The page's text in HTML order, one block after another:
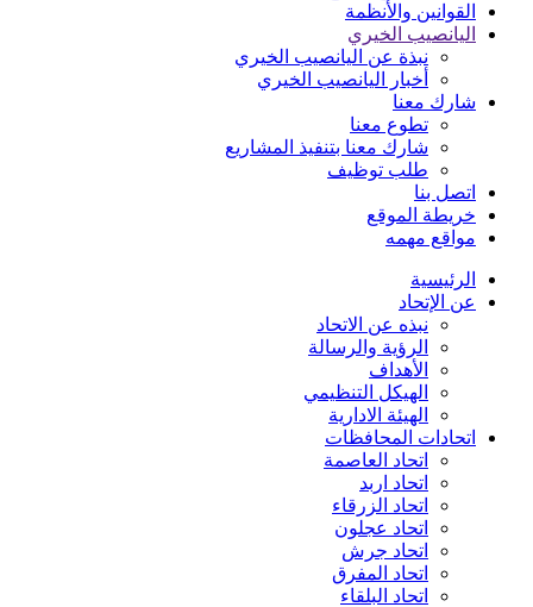
القوانين والأنظمة
اليانصيب الخيري
نبذة عن اليانصيب الخيري
أخبار اليانصيب الخيري
شارك معنا
تطوع معنا
شارك معنا بتنفيذ المشاريع
طلب توظيف
اتصل بنا
خريطة الموقع
مواقع مهمه
الرئيسية
عن الإتحاد
نبذه عن الاتحاد
الرؤية والرسالة
الأهداف
الهيكل التنظيمي
الهيئة الادارية
اتحادات المحافظات
اتحاد العاصمة
اتحاد اربد
اتحاد الزرقاء
اتحاد عجلون
اتحاد جرش
اتحاد المفرق
اتحاد البلقاء